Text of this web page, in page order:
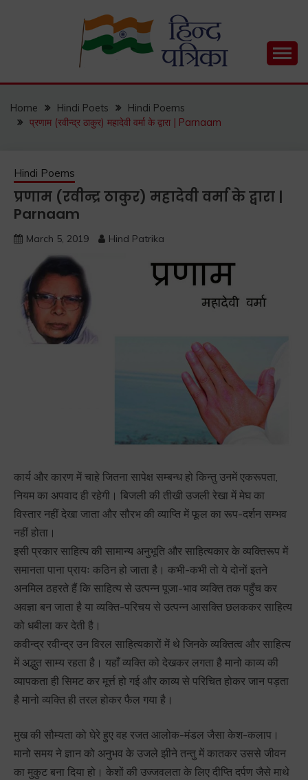
HIND PATRIKA
Status, Hindi Quotes, Hindi Inspirational Stories, Hindi
Home Hindi Poets
Hindi Poems
प्रणाम (रवीन्द्र ठाकुर) महादेवी वर्मा के द्वारा | Parnaam
Hindi Poems
प्रणाम (रवीन्द्र ठाकुर) महादेवी वर्मा के द्वारा |
Parnaam
March 5, 2019 Hind Patrika
कार्य और कारण में चाहे जितना सापेक्ष सम्बन्ध हो किन्तु उनमें एकरूपता,
नियम का अपवाद ही रहेगी। बिजली की तीखी उजली रेखा में मेघ का
विस्तार नहीं देखा जाता और सौरभ की व्याप्ति में फूल का रूप-दर्शन सम्भव
नहीं होता।
इसी प्रकार साहित्य की सामान्य अनुभूति और साहित्यकार के व्यक्तिरूप में
समानता पाना प्रायः कठिन हो जाता है। कभी-कभी तो ये दोनों इतने
अनमिल ठहरते हैं कि साहित्य से उत्पन्न पूजा-भाव व्यक्ति तक पहुँच कर
अवज्ञा बन जाता है या व्यक्ति-परिचय से उत्पन्न आसक्ति छलककर साहित्य
को धबीला कर देती है।
कवीन्द्र रवीन्द्र उन विरल साहित्यकारों में थे जिनके व्यक्तित्व और साहित्य
में अद्भुत साम्य रहता है। यहाँ व्यक्ति को देखकर लगता है मानो काव्य की
व्यापकता ही सिमट कर मूर्त्त हो गई और काव्य से परिचित होकर जान पड़ता
है मानो व्यक्ति ही तरल होकर फैल गया है।
मुख की सौम्यता को घेरे हुए वह रजत आलोक-मंडल जैसा केश-कलाप।
मानो समय ने ज्ञान को अनुभव के उजले झीने तन्तु में कातकर उससे जीवन
का मुकुट बना दिया हो। केशों की उज्जवलता के लिए दीप्ति दर्पण जैसे माथे